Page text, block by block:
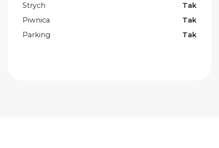
Strych
Tak
Piwnica
Tak
Parking
Tak